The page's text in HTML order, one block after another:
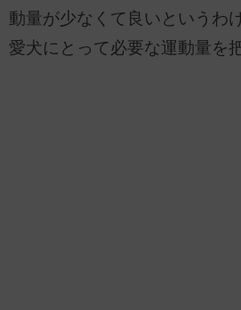
動量が少なくて良いというわ
愛犬にとって必要な運動量を